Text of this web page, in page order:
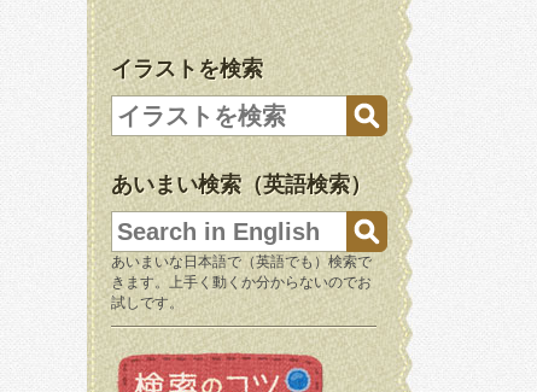
イラストを検索
あいまい検索（英語検索）
あいまいな日本語で（英語でも）検索で
きます。上手く動くか分からないのでお
試しです。